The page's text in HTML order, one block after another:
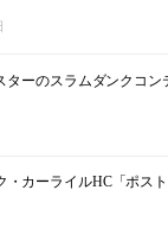
ターのスラムダンクコ
・カーライルHC「ポス